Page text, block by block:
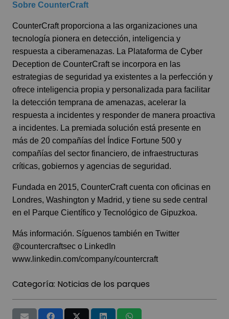
Sobre CounterCraft
CounterCraft proporciona a las organizaciones una
tecnología pionera en detección, inteligencia y
respuesta a ciberamenazas. La Plataforma de Cyber
Deception de CounterCraft se incorpora en las
estrategias de seguridad ya existentes a la perfección y
ofrece inteligencia propia y personalizada para facilitar
la detección temprana de amenazas, acelerar la
respuesta a incidentes y responder de manera proactiva
a incidentes. La premiada solución está presente en
más de 20 compañías del Índice Fortune 500 y
compañías del sector financiero, de infraestructuras
críticas, gobiernos y agencias de seguridad.
Fundada en 2015, CounterCraft cuenta con oficinas en
Londres, Washington y Madrid, y tiene su sede central
en el Parque Científico y Tecnológico de Gipuzkoa.
Más información. Síguenos también en Twitter
@countercraftsec o LinkedIn
www.linkedin.com/company/countercraft
Categoría: Noticias de los parques